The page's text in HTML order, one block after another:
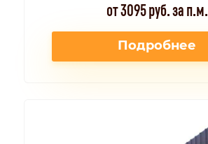
от 3095 руб. за п.м.
Подробнее